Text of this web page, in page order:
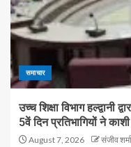
समाचार
उच्च शिक्षा विभाग हल्द्वानी
5वें दिन प्रतिभागियों ने काशी
August 7, 2026 संजीव शर्मा